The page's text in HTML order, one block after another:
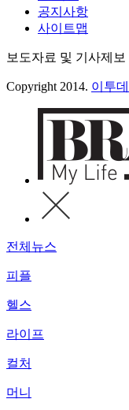
공지사항
사이트맵
보도자료 및 기사제보
Copyright 2014. 이투
전체뉴스
피플
헬스
라이프
컬처
머니